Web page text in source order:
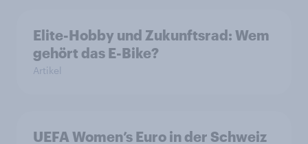
Elite-Hobby und Zukunftsrad: Wem
gehört das E-Bike?
Artikel
UEFA Women’s Euro in der Schweiz